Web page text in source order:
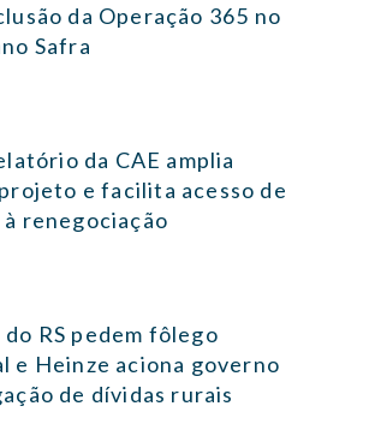
da Operação 365 no
Safra
da CAE amplia
e facilita acesso de
renegociação
RS pedem fôlego
e Heinze aciona governo
de dívidas rurais